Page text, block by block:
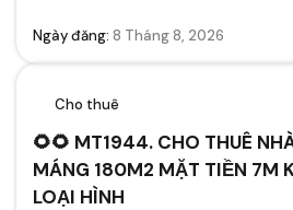
Ngày đăng: 8 Tháng 8, 2026
Cho thuê
🌻🌻 MT1944. CHO THUÊ
MÁNG 180M2 MẶT TIỀN 7M
LOẠI HÌNH